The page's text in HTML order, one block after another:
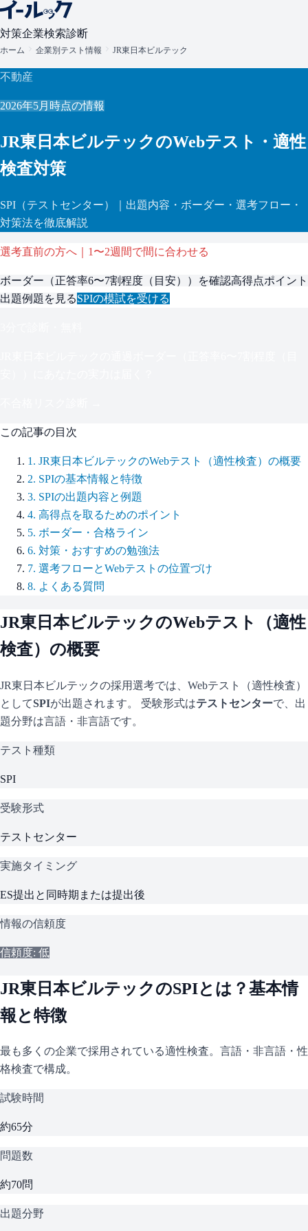
対策企業検索診断
ホーム 企業別テスト情報 JR東日本ビルテック
不動産
2026年5月 時点の情報
JR東日本ビルテックのWebテスト・適性
検査対策
SPI （テストセンター）
｜出題内容・ボーダー・選考フロー・
対策法を徹底解説
選考直前の方へ｜1〜2週間で間に合わせる
ボーダー（正答率6〜7割程度（目安） ）を確認高得点ポイント
出題例題を見るSPIの模試を受ける
この記事の目次
1 . JR東日本ビルテックのWebテスト（適性検査）の概要
2. SPIの基本情報と特徴
3. SPIの出題内容と例題
4. 高得点を取るためのポイント
5. ボーダー・合格ライン
6. 対策・おすすめの勉強法
7. 選考フローとWebテストの位置づけ
8. よくある質問
JR東日本ビルテックのWebテスト（適性
検査）の概要
JR東日本ビルテックの採用選考では、Webテスト（適性検査）
としてSPIが出題されます。 受験形式はテストセンターで、 出
題分野は言語・非言語です。
テスト種類
SPI
受験形式
テストセンター
実施タイミング
ES提出と同時期または提出後
情報の信頼度
信頼度: 低
JR東日本ビルテックのSPIとは？基本情
報と特徴
最も多くの企業で採用されている適性検査。言語・非言語・性
格検査で構成。
試験時間
約65分
問題数
約70問
出題分野